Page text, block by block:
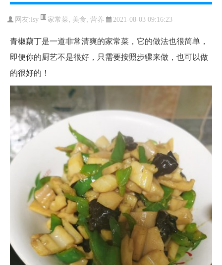
网友: lsy 家常菜, 美食, 营养 2021-08-03 09:16:23
青椒藕丁是一道非常清爽的家常菜，它的做法也很简单，
即便你的厨艺不是很好，只需要按照步骤来做，也可以做
的很好的！